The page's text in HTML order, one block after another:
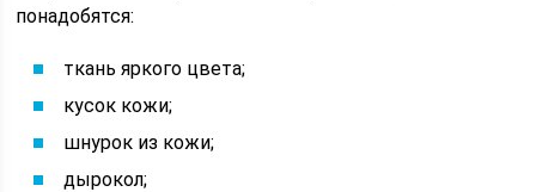
понадобятся:
ткань яркого цвета;
кусок кожи;
шнурок из кожи;
дырокол;